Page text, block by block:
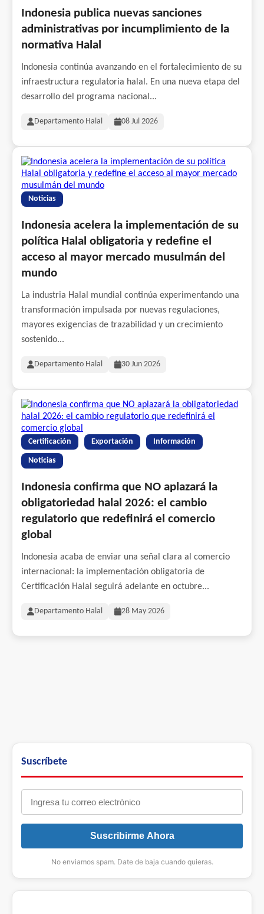
Indonesia publica nuevas sanciones
administrativas por incumplimiento de la
normativa Halal
Indonesia continúa avanzando en el fortalecimiento de su
infraestructura regulatoria halal. En una nueva etapa del
desarrollo del programa nacional...
Departamento Halal 08 Jul 2026
Noticias
Indonesia acelera la implementación de su
política Halal obligatoria y redefine el
acceso al mayor mercado musulmán del
mundo
La industria Halal mundial continúa experimentando una
transformación impulsada por nuevas regulaciones,
mayores exigencias de trazabilidad y un crecimiento
sostenido...
Departamento Halal 30 Jun 2026
Certificación Exportación Información
Noticias
Indonesia confirma que NO aplazará la
obligatoriedad halal 2026: el cambio
regulatorio que redefinirá el comercio
global
Indonesia acaba de enviar una señal clara al comercio
internacional: la implementación obligatoria de
Certificación Halal seguirá adelante en octubre...
Departamento Halal 28 May 2026
Suscríbete
Suscribirme Ahora
No enviamos spam. Date de baja cuando quieras.